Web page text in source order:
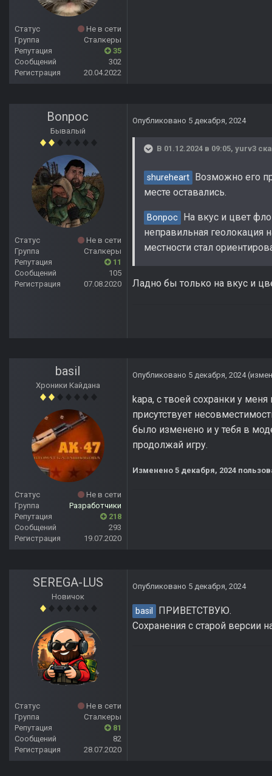
Статус
Не в сети
Группа
Сталкеры
Репутация
35
Сообщений
302
Регистрация
20.04.2022
Bonpoc
Бывалый
Статус
Не в сети
Группа
Сталкеры
Репутация
11
Сообщений
105
Регистрация
07.08.2020
Опубликовано 5 декабря, 2024
В 01.12.2024 в 09:05, yurv3
shureheart
Возможно его
месте оставались.
Bonpoc
На вкус и цвет
неправильная геолокация
местности стал
Ладно бы только на вкус и
basil
Хроники Кайдана
Статус
Не в сети
Группа
Разработчики
Репутация
218
Сообщений
293
Регистрация
19.07.2020
Опубликовано 5 декабря, 2024
kapa, с твоей сохранки у
присутствует
было изменено и у тебя в
продолжай игру.
Изменено 5 декабря, 2024
SEREGA-LUS
Новичок
Статус
Не в сети
Группа
Сталкеры
Репутация
81
Сообщений
82
Регистрация
28.07.2020
Опубликовано 5 декабря, 2024
basil
ПРИВЕТСТВУЮ.
Сохранения с старой версии